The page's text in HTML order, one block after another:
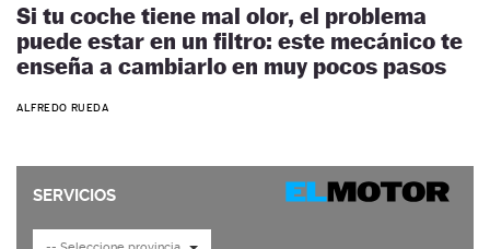
Si tu coche tiene mal olor, el problema
puede estar en un filtro: este mecánico te
enseña a cambiarlo en muy pocos pasos
ALFREDO RUEDA